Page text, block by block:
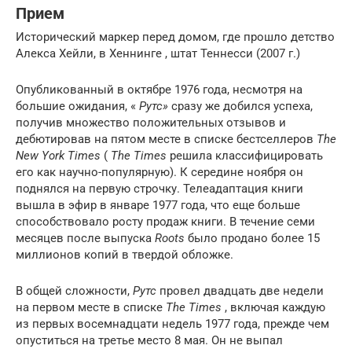
Прием
Исторический маркер перед домом, где прошло детство
Алекса Хейли, в Хеннинге , штат Теннесси (2007 г.)
Опубликованный в октябре 1976 года, несмотря на
большие ожидания, « Рутс» сразу же добился успеха,
получив множество положительных отзывов и
дебютировав на пятом месте в списке бестселлеров The
New York Times ( The Times решила классифицировать
его как научно-популярную). К середине ноября он
поднялся на первую строчку. Телеадаптация книги
вышла в эфир в январе 1977 года, что еще больше
способствовало росту продаж книги. В течение семи
месяцев после выпуска Roots было продано более 15
миллионов копий в твердой обложке.
В общей сложности, Рутс провел двадцать две недели
на первом месте в списке The Times , включая каждую
из первых восемнадцати недель 1977 года, прежде чем
опуститься на третье место 8 мая. Он не выпал